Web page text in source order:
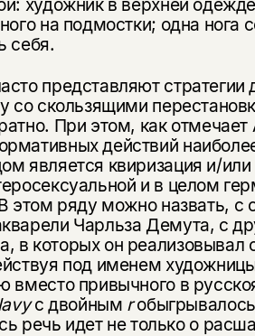
художник в верхней
на подмостки; одна нога
себя.
представляют
со скользящими
При этом, как
действий
является квиризация и/
и в целом
этом ряду можно назвать, с
Чарльза Демута, с
в которых он реализовывал
под именем
вместо привычного в
с двойным r
речь идет не только о
вернуться назад